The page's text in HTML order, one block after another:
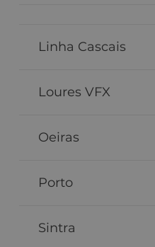
Linha Cascais
Loures VFX
Oeiras
Porto
Sintra